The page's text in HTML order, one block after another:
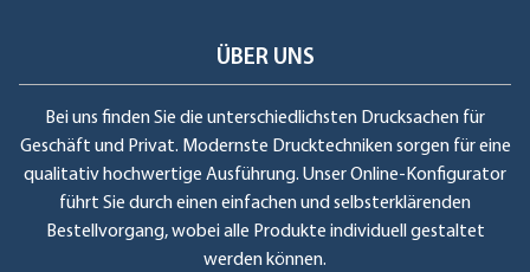
ÜBER UNS
Bei uns finden Sie die unterschiedlichsten Drucksachen für
Geschäft und Privat. Modernste Drucktechniken sorgen für eine
qualitativ hochwertige Ausführung. Unser Online-Konfigurator
führt Sie durch einen einfachen und selbsterklärenden
Bestellvorgang, wobei alle Produkte individuell gestaltet
werden können.